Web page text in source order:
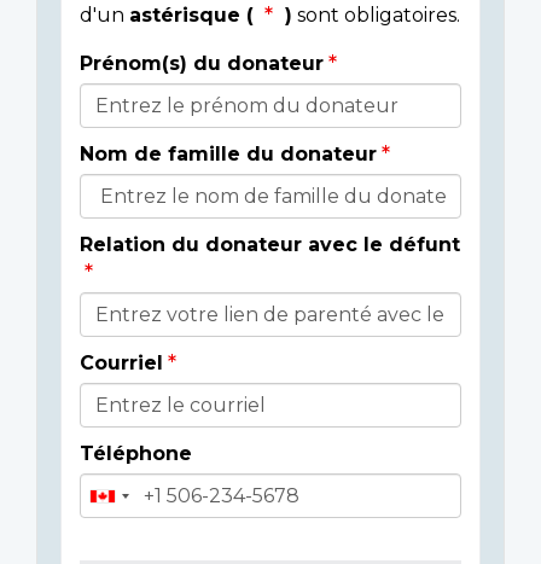
d'un astérisque ( ) sont obligatoires.
Détails
du
donateur
Prénom(s) du donateur
Nom de famille du donateur
Relation du donateur avec le défunt
Courriel
Téléphone